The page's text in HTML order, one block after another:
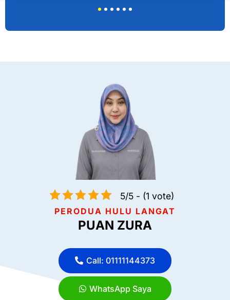
5/5 - (1 vote)
PERODUA HULU LANGAT
PUAN ZURA
Call: 01111144373
WhatsApp Saya